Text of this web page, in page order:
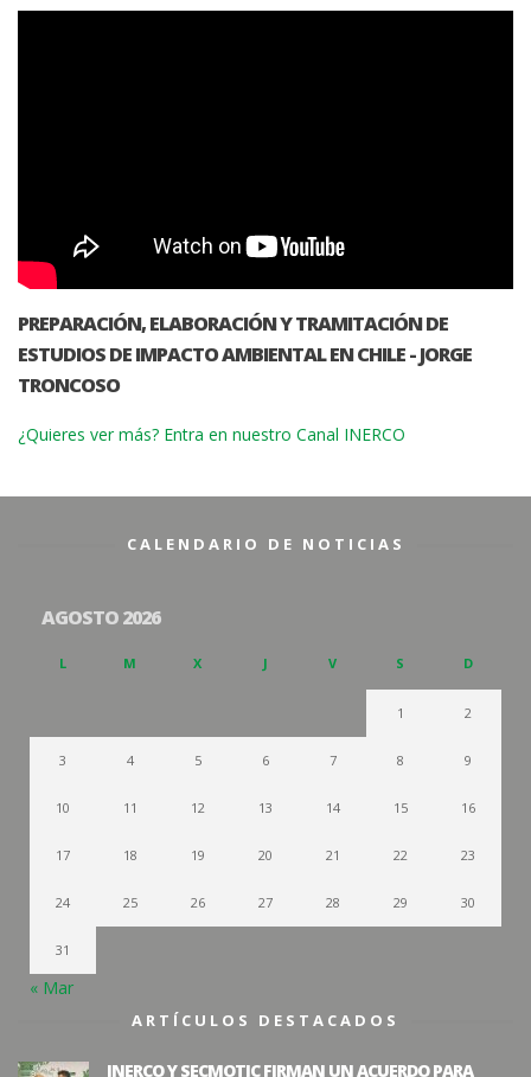
PREPARACIÓN, ELABORACIÓN Y TRAMITACIÓN DE
ESTUDIOS DE IMPACTO AMBIENTAL EN CHILE - JORGE
TRONCOSO
¿Quieres ver más? Entra en nuestro Canal INERCO
CALENDARIO DE NOTICIAS
AGOSTO 2026
L M X J V S D
1 2
3 4 5 6 7 8 9
10 11 12 13 14 15 16
17 18 19 20 21 22 23
24 25 26 27 28 29 30
31
« Mar
ARTÍCULOS DESTACADOS
INERCO Y SECMOTIC FIRMAN UN ACUERDO PARA